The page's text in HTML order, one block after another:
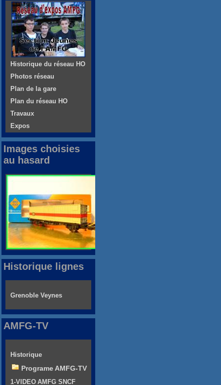
Historique du réseau HO
Photos réseau
Plan de la gare
Plan du réseau HO
Travaux
Expos
Images choisies
au hasard
Historique lignes
Grenoble Veynes
AMFG-TV
Historique
Programe AMFG-TV
1-VIDEO AMFG SNCF